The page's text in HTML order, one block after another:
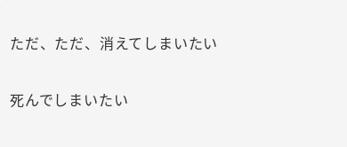
ただ、ただ、消えてしまいたい
死んでしまいたい